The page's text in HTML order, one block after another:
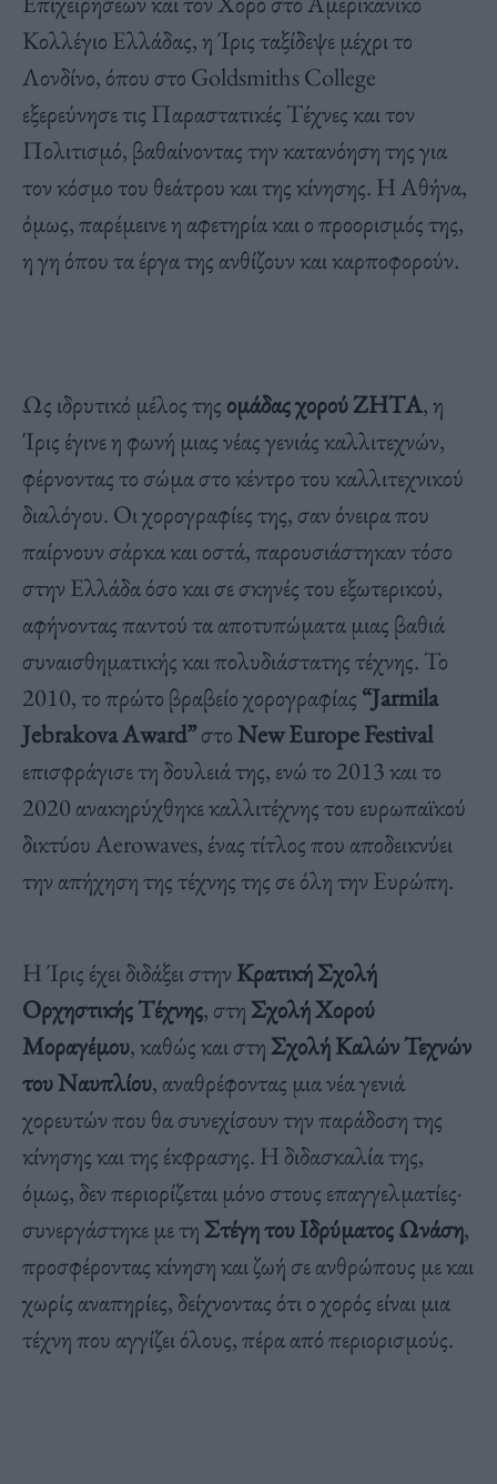
Κολλέγιο Ελλάδας, η Ίρις ταξίδεψε μέχρι το
Λονδίνο, όπου στο Goldsmiths College
εξερεύνησε τις Παραστατικές Τέχνες και τον
Πολιτισμό, βαθαίνοντας την κατανόηση της για
τον κόσμο του θεάτρου και της κίνησης. Η Αθήνα,
όμως, παρέμεινε η αφετηρία και ο προορισμός της,
η γη όπου τα έργα της ανθίζουν και καρποφορούν.
Ως ιδρυτικό μέλος της ομάδας χορού ΖΗΤΑ, η
Ίρις έγινε η φωνή μιας νέας γενιάς καλλιτεχνών,
φέρνοντας το σώμα στο κέντρο του καλλιτεχνικού
διαλόγου. Οι χορογραφίες της, σαν όνειρα που
παίρνουν σάρκα και οστά, παρουσιάστηκαν τόσο
στην Ελλάδα όσο και σε σκηνές του εξωτερικού,
αφήνοντας παντού τα αποτυπώματα μιας βαθιά
συναισθηματικής και πολυδιάστατης τέχνης. Το
2010, το πρώτο βραβείο χορογραφίας “Jarmila
Jebrakova Αward”στοNew Europe Festival
επισφράγισε τη δουλειά της, ενώ το 2013 και το
2020 ανακηρύχθηκε καλλιτέχνης του ευρωπαϊκού
δικτύου Aerowaves, ένας τίτλος που αποδεικνύει
την απήχηση της τέχνης της σε όλη την Ευρώπη.
Η Ίρις έχει διδάξει στην Κρατική Σχολή
Ορχηστικής Τέχνης, στη Σχολή Χορού
Μοραγέμου, καθώς και στη Σχολή Καλών Τεχνών
του Ναυπλίου, αναθρέφοντας μια νέα γενιά
χορευτών που θα συνεχίσουν την παράδοση της
κίνησης και της έκφρασης. Η διδασκαλία της,
όμως, δεν περιορίζεται μόνο στους επαγγελματίες·
συνεργάστηκε με τη Στέγη του Ιδρύματος Ωνάση,
προσφέροντας κίνηση και ζωή σε ανθρώπους με και
χωρίς αναπηρίες, δείχνοντας ότι ο χορός είναι μια
τέχνη που αγγίζει όλους, πέρα από περιορισμούς.